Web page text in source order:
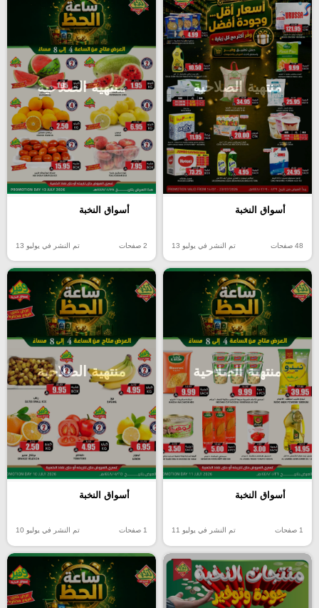
منتهية الصلاحية
أسواق النخبة
48 صفحات تم النشر في يوليو 13
منتهية الصلاحية
أسواق النخبة
2 صفحات تم النشر في يوليو 13
منتهية الصلاحية
أسواق النخبة
1 صفحات تم النشر في يوليو 11
منتهية الصلاحية
أسواق النخبة
1 صفحات تم النشر في يوليو 10